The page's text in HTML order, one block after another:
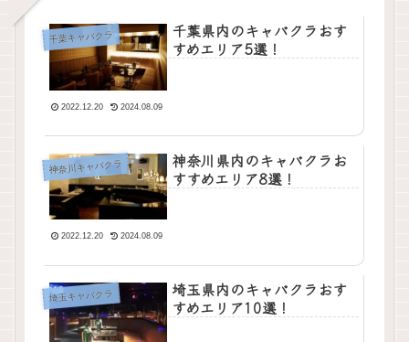
千葉キャバクラ
千葉県内のキャバクラおす
すめエリア5選！
2022.12.20 2024.08.09
神奈川キャバクラ
神奈川県内のキャバクラお
すすめエリア8選！
2022.12.20 2024.08.09
埼玉キャバクラ
埼玉県内のキャバクラおす
すめエリア10選！